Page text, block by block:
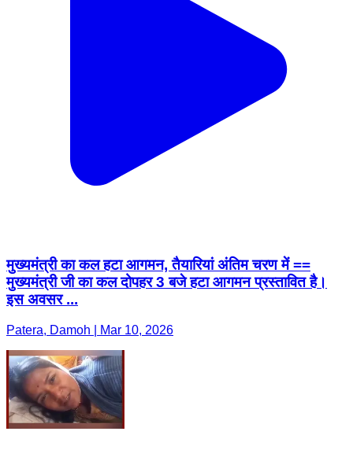
मुख्यमंत्री का कल हटा आगमन, तैयारियां अंतिम चरण में ==
मुख्यमंत्री जी का कल दोपहर 3 बजे हटा आगमन प्रस्तावित है।
इस अवसर ...
Patera, Damoh | Mar 10, 2026